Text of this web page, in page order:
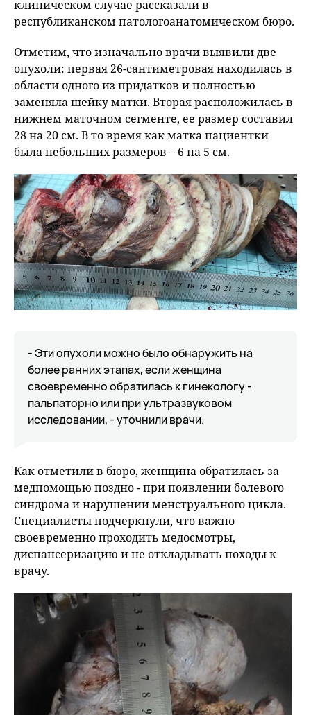
клиническом случае рассказали в
республиканском патологоанатомическом бюро.
Отметим, что изначально врачи выявили две
опухоли: первая 26-сантиметровая находилась в
области одного из придатков и полностью
заменяла шейку матки. Вторая расположилась в
нижнем маточном сегменте, ее размер составил
28 на 20 см. В то время как матка пациентки
была небольших размеров – 6 на 5 см.
- Эти опухоли можно было обнаружить на
более ранних этапах, если женщина
своевременно обратилась к гинекологу -
пальпаторно или при ультразвуковом
исследовании, - уточнили врачи.
Как отметили в бюро, женщина обратилась за
медпомощью поздно - при появлении болевого
синдрома и нарушении менструального цикла.
Специалисты подчеркнули, что важно
своевременно проходить медосмотры,
диспансеризацию и не откладывать походы к
врачу.